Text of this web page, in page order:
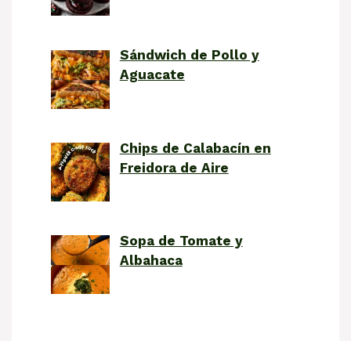
Sándwich de Pollo y
Aguacate
Chips de Calabacín en
Freidora de Aire
Sopa de Tomate y
Albahaca